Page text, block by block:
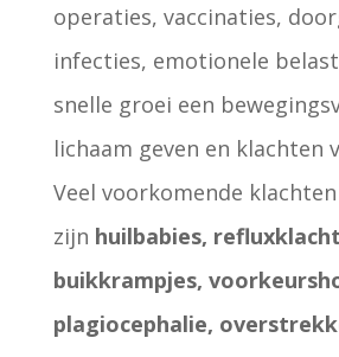
operaties, vaccinaties,
infecties, emotionele
snelle groei een
lichaam geven en klachten
Veel voorkomende klachten
zijn huilbabies,
buikkrampjes,
plagiocephalie,